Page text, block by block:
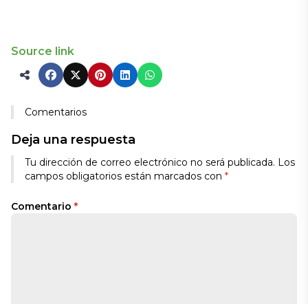
Source link
Comentarios
Deja una respuesta
Tu dirección de correo electrónico no será publicada. Los
campos obligatorios están marcados con *
Comentario *
Alternative: